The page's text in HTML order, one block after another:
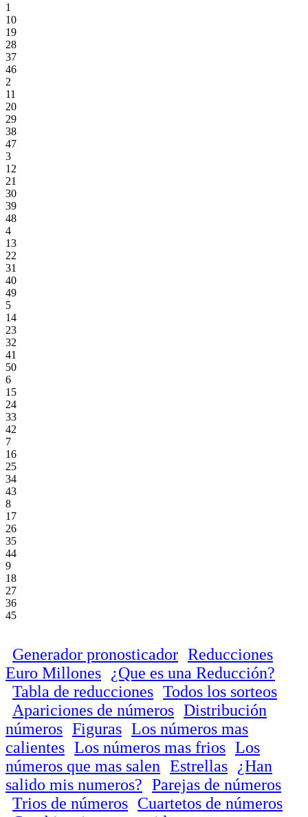
1
10
19
28
37
46
2
11
20
29
38
47
3
12
21
30
39
48
4
13
22
31
40
49
5
14
23
32
41
50
6
15
24
33
42
7
16
25
34
43
8
17
26
35
44
9
18
27
36
45
Generador pronosticador Reducciones
Euro Millones
¿Que es una Reducción?
Tabla de reducciones Todos los sorteos
Apariciones de números Distribución
números Figuras Los números mas
calientes Los números mas frios Los
números que mas salen Estrellas
¿Han
salido mis numeros? Parejas de números
Trios de números Cuartetos de números